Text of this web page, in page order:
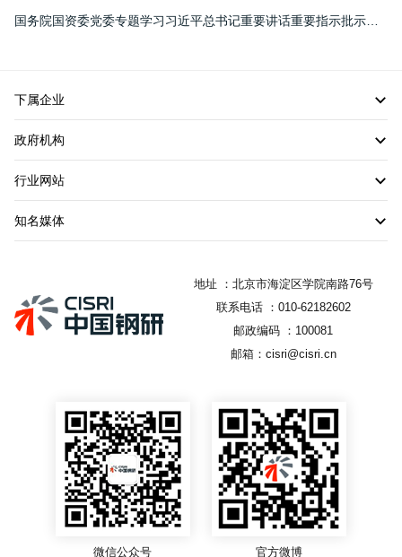
国务院国资委党委专题学习习近平总书记重要讲话重要指示批示精神 强化政治担当抓实作风建设 更好服务党和国家工作大局
下属企业
政府机构
行业网站
知名媒体
地址 ：北京市海淀区学院南路76号
联系电话 ：010-62182602
邮政编码 ：100081
邮箱：cisri@cisri.cn
微信公众号 官方微博